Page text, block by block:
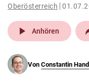
pin_drop
Wien
Oberösterreich
play_arrow Anhören
Von Constantin Handl